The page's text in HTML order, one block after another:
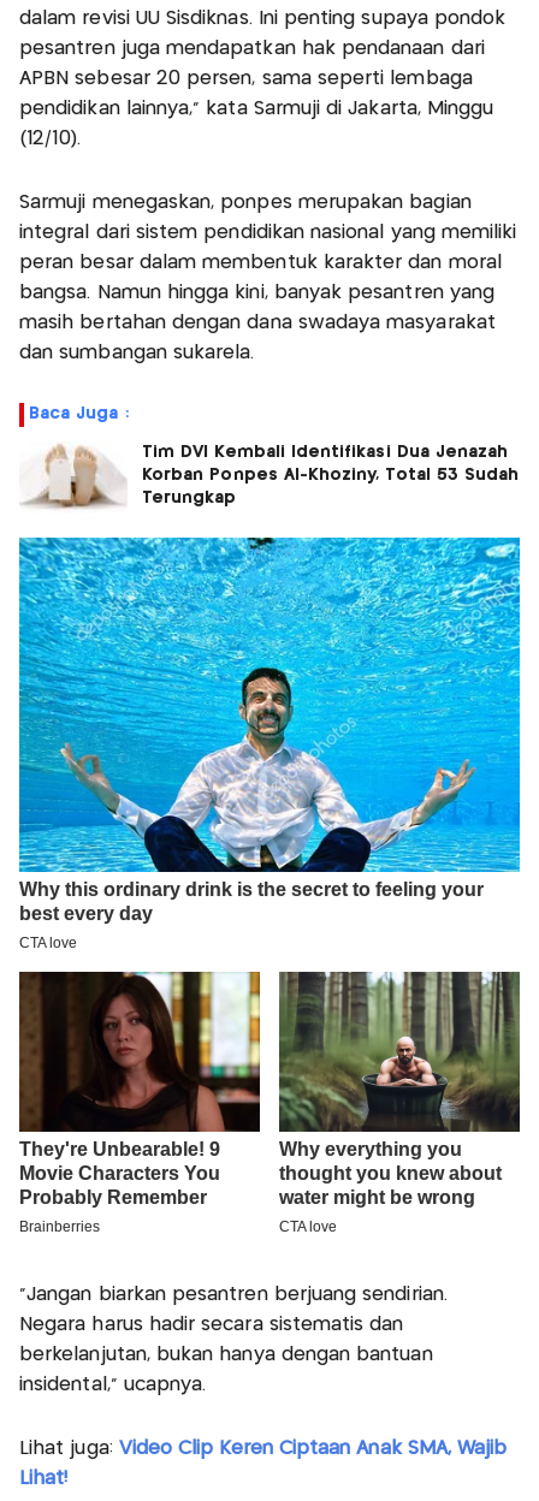
dalam revisi UU Sisdiknas. Ini penting supaya pondok
pesantren juga mendapatkan hak pendanaan dari
APBN sebesar 20 persen, sama seperti lembaga
pendidikan lainnya,” kata Sarmuji di Jakarta, Minggu
(12/10).
Sarmuji menegaskan, ponpes merupakan bagian
integral dari sistem pendidikan nasional yang memiliki
peran besar dalam membentuk karakter dan moral
bangsa. Namun hingga kini, banyak pesantren yang
masih bertahan dengan dana swadaya masyarakat
dan sumbangan sukarela.
Baca Juga :
Tim DVI Kembali Identifikasi Dua Jenazah
Korban Ponpes Al-Khoziny, Total 53 Sudah
Terungkap
“Jangan biarkan pesantren berjuang sendirian.
Negara harus hadir secara sistematis dan
berkelanjutan, bukan hanya dengan bantuan
insidental,” ucapnya.
Lihat juga: Video Clip Keren Ciptaan Anak SMA, Wajib
Lihat!